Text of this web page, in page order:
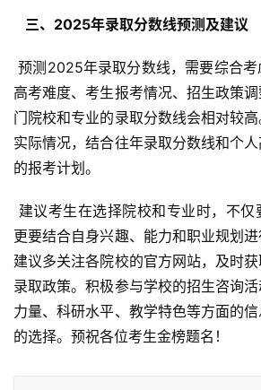
  三、2025年录取分数线预测及建议
预测2025年录取分数线，需要综合考虑多方面因素，例如
高考难度、考生报考情况、招生政策
门院校和专业的录取分数线会相对较
实际情况，结合往年录取分数线和个
的报考计划。
更要结合自身兴趣、能力和职业规划进
建议多关注各院校的官方网站，及时
录取政策。积极参与学校的招生咨询
力量、科研水平、教学特色等方面的
的选择。预祝各位考生金榜题名！